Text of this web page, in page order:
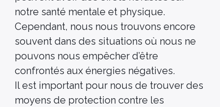
notre santé mentale et physique.
Cependant, nous nous trouvons encore
souvent dans des situations où nous ne
pouvons nous empêcher d’être
confrontés aux énergies négatives.
Il est important pour nous de trouver des
moyens de protection contre les